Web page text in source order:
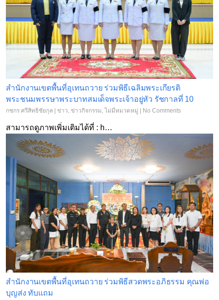
สำนักงานเขตพื้นที่อุเทนถวาย ร่วมพิธีเฉลิมพระเกียรติ
พระชนมพรรษาพระบาทสมเด็จพระเจ้าอยู่หัว รัชกาลที่ 10
กชกร ศรีสิทธิชัยกุล |ข่าว ,ข่าวกิจกรรม ,ไม่มีหมวดหมู่ | No Comments
สามารถดูภาพเพิ่มเติมได้ที่ : h…
สำนักงานเขตพื้นที่อุเทนถวาย ร่วมพิธีสวดพระอภิธรรม คุณพ่อ
บุญส่ง ทับแถม